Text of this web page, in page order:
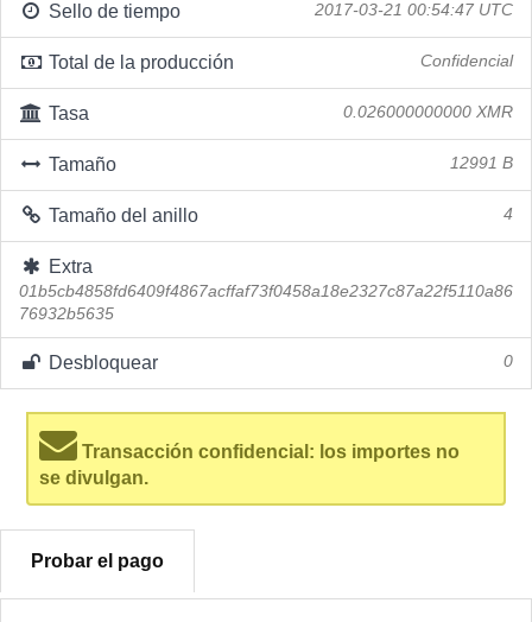
Sello de tiempo 2017-03-21 00:54:47 UTC
Total de la producción Confidencial
Tasa 0.026000000000 XMR
Tamaño 12991 B
Tamaño del anillo 4
Extra
01b5cb4858fd6409f4867acffaf73f0458a18e2327c87a22f5110a86
76932b5635
Desbloquear 0
Transacción confidencial: los importes no
se divulgan.
Probar el pago